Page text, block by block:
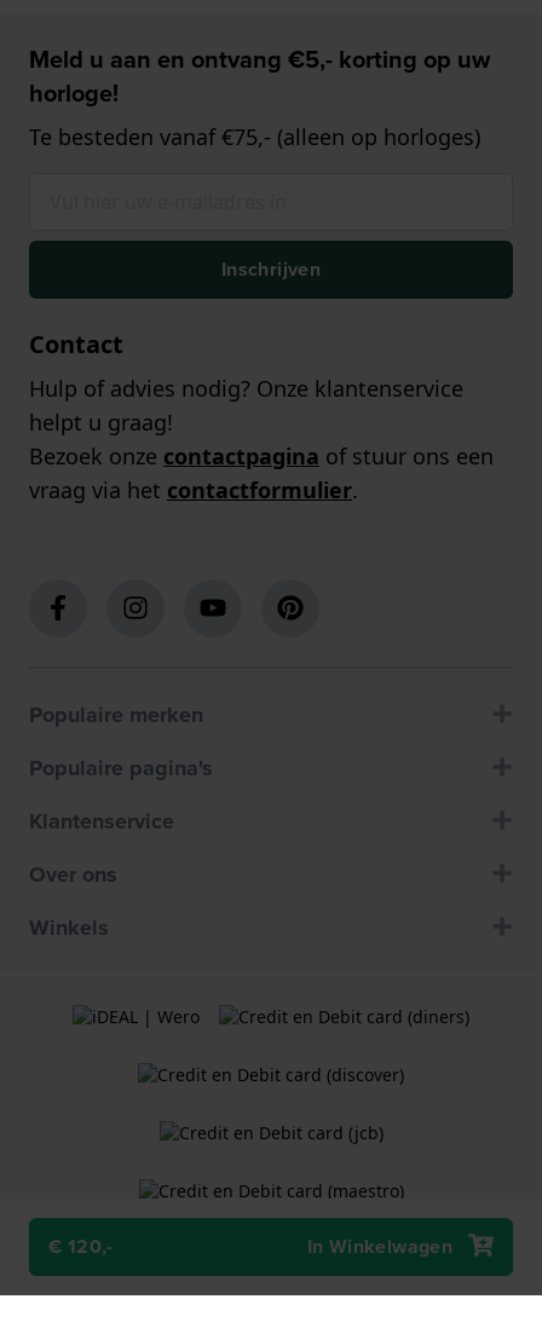
€ 120,- In Winkelwagen
Meld u aan en ontvang €5,- korting op uw
horloge!
Te besteden vanaf €75,- (alleen op horloges)
Inschrijven
Contact
Hulp of advies nodig? Onze klantenservice
helpt u graag!
Bezoek onze contactpagina of stuur ons een
vraag via het contactformulier.
Populaire merken
Populaire pagina's
Klantenservice
Over ons
Winkels